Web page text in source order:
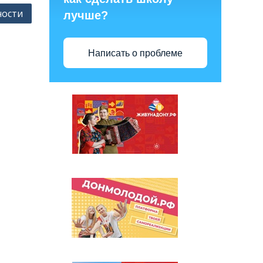
лучше?
Написать о проблеме